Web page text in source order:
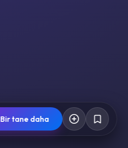
Bir tane daha